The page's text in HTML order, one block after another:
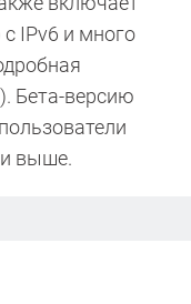
с IPv6 и много
Бета-версию
и выше.